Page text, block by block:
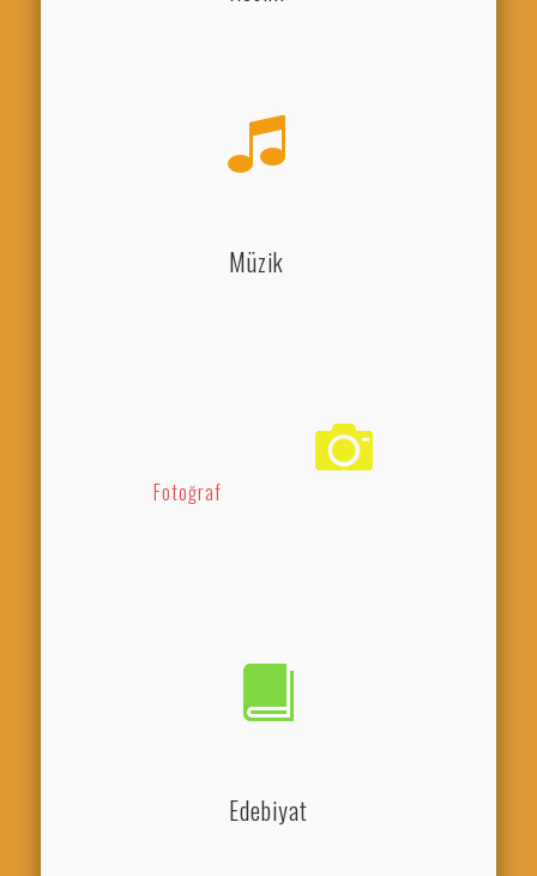
Müzik
Fotoğraf
Edebiyat